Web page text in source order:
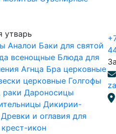
утварь
Аналои Баки для святой
всенощные Блюда для
Агнца Бра церковные
церковные Голгофы
раки Дароносицы
Дикирии-
Древки и оглавия для
икон